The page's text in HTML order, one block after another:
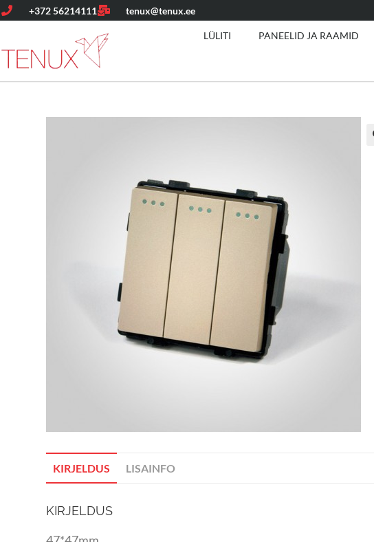
+372 56214111 tenux@tenux.ee
LÜLITI PANEELID JA RAAMID
KIRJELDUS LISAINFO
KIRJELDUS